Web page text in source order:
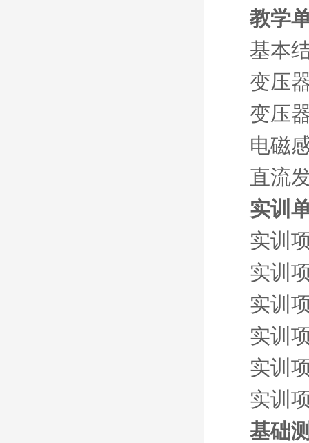
教学
基本
变压
变压
电磁
直流
实训
实训
实训
实训
实训
实训
实训
基础